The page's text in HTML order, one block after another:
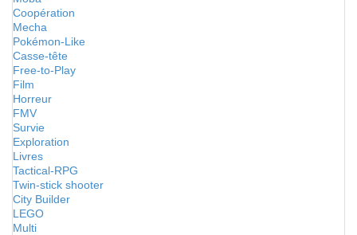
Coopération
Mecha
Pokémon-Like
Casse-tête
Free-to-Play
Film
Horreur
FMV
Survie
Exploration
Livres
Tactical-RPG
Twin-stick shooter
City Builder
LEGO
Multi